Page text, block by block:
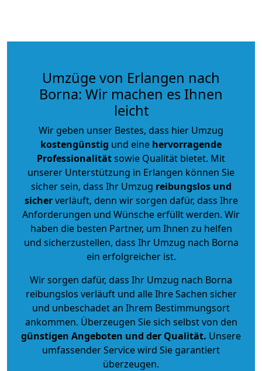
Umzüge von Erlangen nach
Borna: Wir machen es Ihnen
leicht
Wir geben unser Bestes, dass hier Umzug
kostengünstig und eine hervorragende
Professionalitätsowie Qualität bietet. Mit
unserer Unterstützung in Erlangen können Sie
sicher sein, dass Ihr Umzug reibungslos und
sicherverläuft, denn wir sorgen dafür, dass Ihre
Anforderungen und Wünsche erfüllt werden. Wir
haben die besten Partner, um Ihnen zu helfen
und sicherzustellen, dass Ihr Umzug nach Borna
ein erfolgreicher ist.
Wir sorgen dafür, dass Ihr Umzug nach Borna
reibungslos verläuft und alle Ihre Sachen sicher
und unbeschadet an Ihrem Bestimmungsort
ankommen. Überzeugen Sie sich selbst von den
günstigen Angeboten und der Qualität. Unsere
umfassender Service wird Sie garantiert
überzeugen.